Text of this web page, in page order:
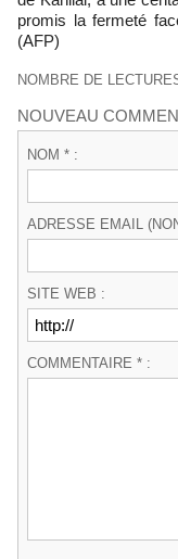
promis la fermeté
(AFP)
NOMBRE DE
NOUVEAU
NOM * :
ADRESSE EMAIL
SITE WEB :
COMMENTAIRE * :